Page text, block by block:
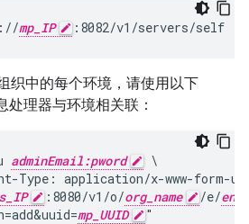
mp_IP :8082/v1/servers/self
织中的每个环境，请使用以下
处理器与环境相关联：
adminEmail:pword
\
Type: application/x-www-form-
:8080/v1/o/org_name /e/
mp_UUID "